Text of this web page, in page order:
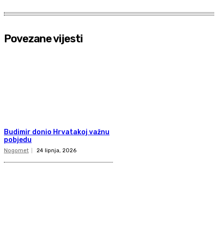
Povezane vijesti
Budimir donio Hrvatakoj važnu
pobjedu
Nogomet 24 lipnja, 2026